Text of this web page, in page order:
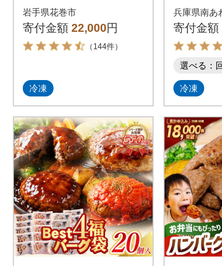
ミ 2.0kg(500g×各2
パック)
岩手県花巻市
寄付金額 22,000円
（144件）
冷凍
g×20個)
兵庫県南あ
寄付金額
選べる：
冷凍